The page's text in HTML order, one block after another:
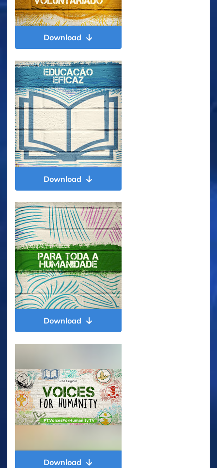
Download
Download
Download
Download